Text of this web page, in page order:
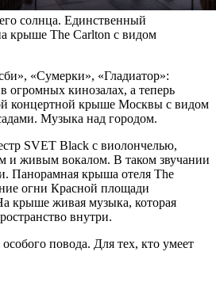
солнца. Единственный
крыше The Carlton с видом
«Сумерки», «Гладиатор»:
огромных кинозалах, а теперь
концертной крыше Москвы с видом
Музыка над городом.
SVET Black с виолончелью,
и живым вокалом. В таком звучании
Панорамная крыша отеля The
огни Красной площади
крыше живая музыка, которая
внутри.
повода. Для тех, кто умеет